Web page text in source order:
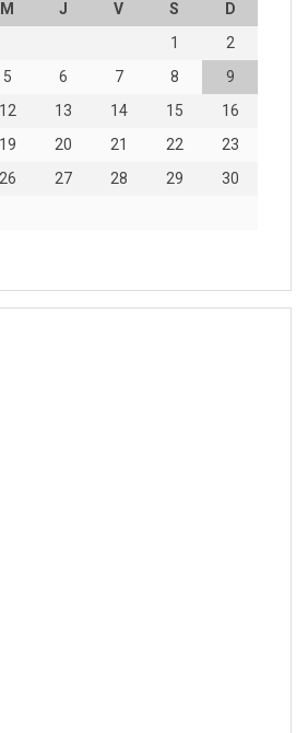
M J V S
D
1
2
5 6 7 8
9
12 13 14 15
16
19 20 21 22
23
26 27 28 29
30